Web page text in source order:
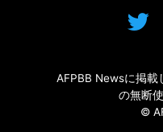
AFPBB Newsに掲載
の無断
©